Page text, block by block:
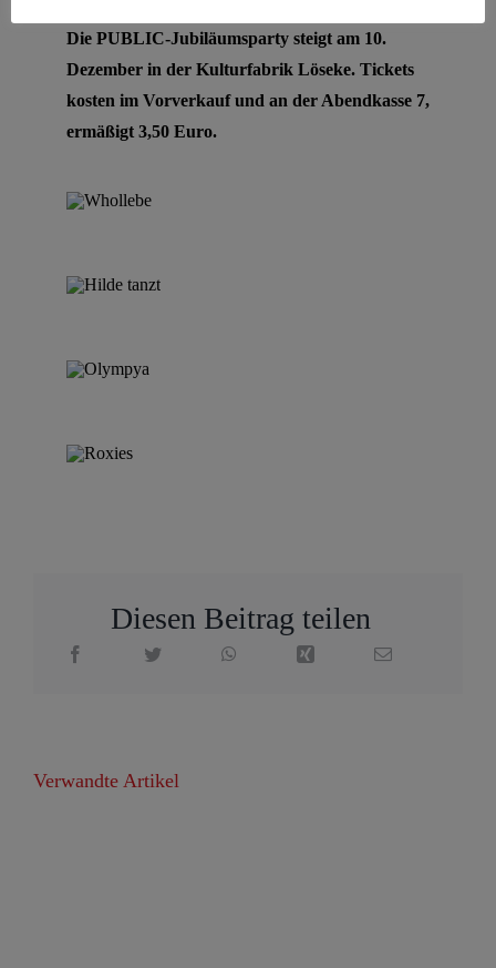
Die PUBLIC-Jubiläumsparty steigt am 10.
Dezember in der Kulturfabrik Löseke. Tickets
kosten im Vorverkauf und an der Abendkasse 7,
ermäßigt 3,50 Euro.
Diesen Beitrag teilen
Verwandte Artikel